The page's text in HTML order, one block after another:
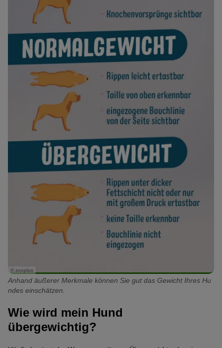
© zooplus
Anhand äußerer Merkmale können Sie gut das Gewicht Ihres Hu
ndes einschätzen.
Wie wird mein Hund
übergewichtig?